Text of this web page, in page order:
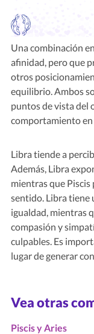
Una combinación
afinidad, pero que
otros
equilibrio. Ambos
puntos de vista del
comportamiento en
Libra tiende a
Además, Libra
mientras que Piscis
sentido. Libra tiene
igualdad, mientras
compasión y
culpables. Es
lugar de generar
Vea otras
Piscis y Aries